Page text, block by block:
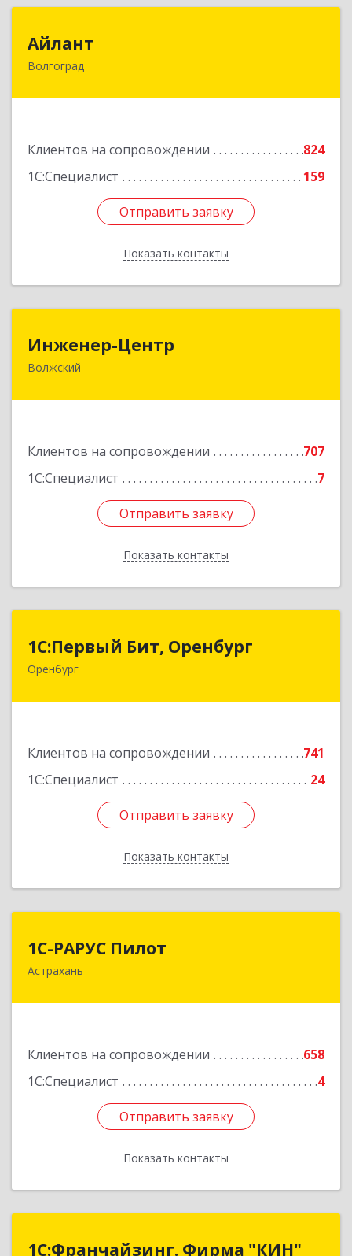
Айлант
Волгоград
Клиентов на сопровождении
824
1С:Специалист
159
Отправить заявку
Показать контакты
400001, Волгоградская обл, Волгоград г, им
Отправить заявку
Назад
Инженер-Центр
Волжский
Клиентов на сопровождении
707
1С:Специалист
7
Отправить заявку
Показать контакты
404120, Волгоградская обл, Волжский г, им
Отправить заявку
Назад
1С:Первый Бит, Оренбург
Оренбург
Клиентов на сопровождении
741
1С:Специалист
24
Отправить заявку
Показать контакты
1С:Первый Бит, Оренбург
460044, Оренбургская обл, Оренбург, Березка
Отправить заявку
Назад
1С-РАРУС Пилот
Астрахань
Клиентов на сопровождении
658
1С:Специалист
4
Отправить заявку
Показать контакты
Отправить заявку
Назад
1С:Франчайзинг. Фирма "КИН"
1С:Франчайзинг. Фирма "КИН"